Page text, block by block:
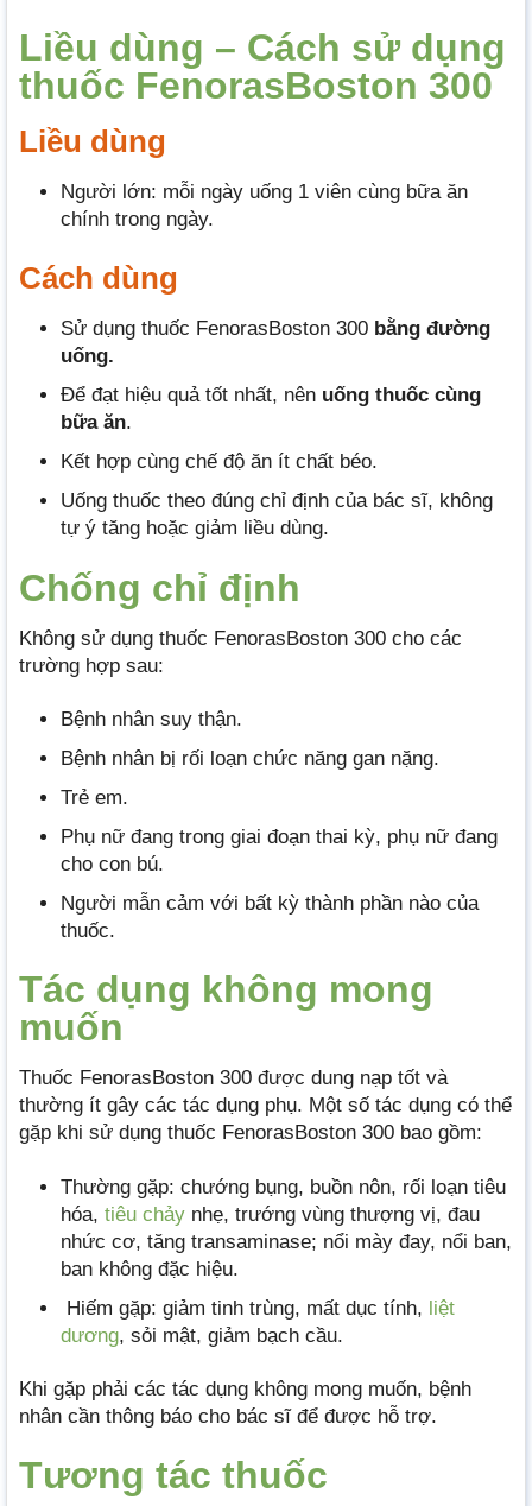
Liều dùng – Cách sử dụng
thuốc FenorasBoston 300
Liều dùng
Người lớn: mỗi ngày uống 1 viên cùng bữa ăn
chính trong ngày.
Cách dùng
Sử dụng thuốc FenorasBoston 300 bằng đường
uống.
Để đạt hiệu quả tốt nhất, nên uống thuốc cùng
bữa ăn.
Kết hợp cùng chế độ ăn ít chất béo.
Uống thuốc theo đúng chỉ định của bác sĩ, không
tự ý tăng hoặc giảm liều dùng.
Chống chỉ định
Không sử dụng thuốc FenorasBoston 300 cho các
trường hợp sau:
Bệnh nhân suy thận.
Bệnh nhân bị rối loạn chức năng gan nặng.
Trẻ em.
Phụ nữ đang trong giai đoạn thai kỳ, phụ nữ đang
cho con bú.
Người mẫn cảm với bất kỳ thành phần nào của
thuốc.
Tác dụng không mong
muốn
Thuốc FenorasBoston 300 được dung nạp tốt và
thường ít gây các tác dụng phụ. Một số tác dụng có thể
gặp khi sử dụng thuốc FenorasBoston 300 bao gồm:
Thường gặp: chướng bụng, buồn nôn, rối loạn tiêu
hóa, tiêu chảy nhẹ, trướng vùng thượng vị, đau
nhức cơ, tăng transaminase; nổi mày đay, nổi ban,
ban không đặc hiệu.
Hiếm gặp: giảm tinh trùng, mất dục tính, liệt
dương, sỏi mật, giảm bạch cầu.
Khi gặp phải các tác dụng không mong muốn, bệnh
nhân cần thông báo cho bác sĩ để được hỗ trợ.
Tương tác thuốc